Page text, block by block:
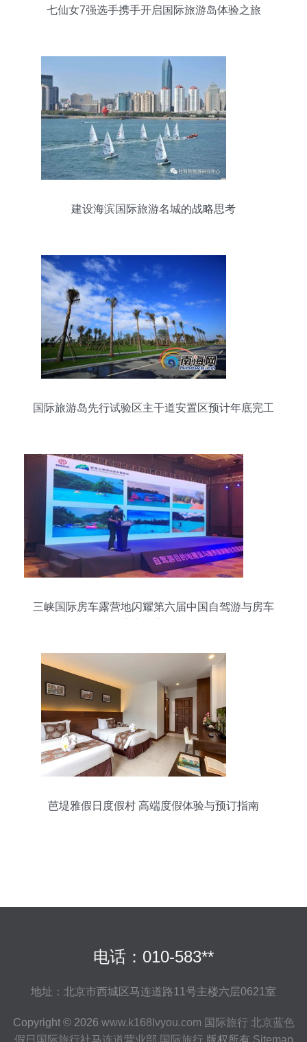
七仙女7强选手携手开启国际旅游岛体验之旅
建设海滨国际旅游名城的战略思考
国际旅游岛先行试验区主干道安置区预计年底完工
三峡国际房车露营地闪耀第六届中国自驾游与房车
芭堤雅假日度假村 高端度假体验与预订指南
电话：010-583**
地址：北京市西城区马连道路11号主楼六层0621室
Copyright © 2026 www.k168lvyou.com 国际旅行 北京蓝色
假日国际旅行社马连道营业部 国际旅行 版权所有 Sitemap